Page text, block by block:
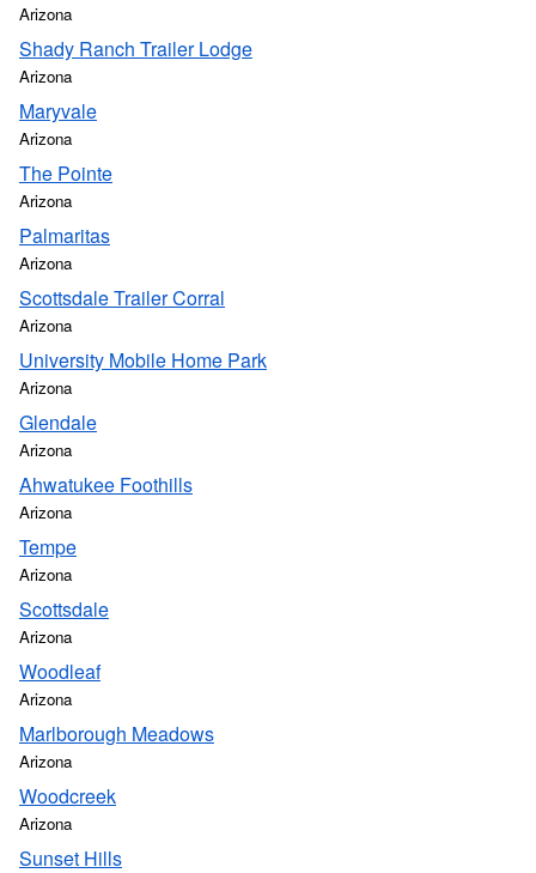
Arizona
Shady Ranch Trailer Lodge
Arizona
Maryvale
Arizona
The Pointe
Arizona
Palmaritas
Arizona
Scottsdale Trailer Corral
Arizona
University Mobile Home Park
Arizona
Glendale
Arizona
Ahwatukee Foothills
Arizona
Tempe
Arizona
Scottsdale
Arizona
Woodleaf
Arizona
Marlborough Meadows
Arizona
Woodcreek
Arizona
Sunset Hills